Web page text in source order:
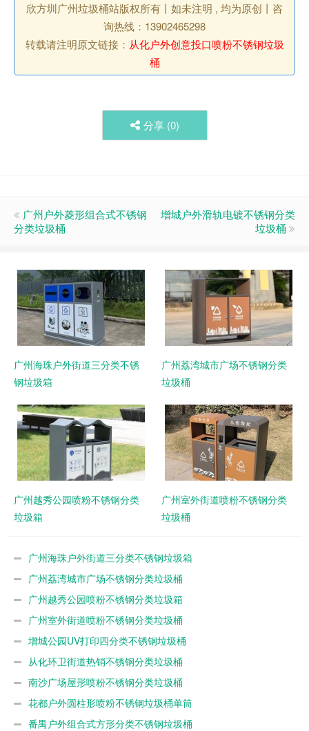
欣方圳广州垃圾桶站版权所有丨如未注明 , 均为原创丨咨
询热线：13902465298
转载请注明原文链接： 从化户外创意投口喷粉不锈钢垃圾
桶
分享 (0)
广州户外菱形组合式不锈钢
分类垃圾桶
增城户外滑轨电镀不锈钢分类
垃圾桶
广州海珠户外街道三分类不锈
钢垃圾箱
广州荔湾城市广场不锈钢分类
垃圾桶
广州越秀公园喷粉不锈钢分类
垃圾箱
广州室外街道喷粉不锈钢分类
垃圾桶
广州海珠户外街道三分类不锈钢垃圾箱
广州荔湾城市广场不锈钢分类垃圾桶
广州越秀公园喷粉不锈钢分类垃圾箱
广州室外街道喷粉不锈钢分类垃圾桶
增城公园UV打印四分类不锈钢垃圾桶
从化环卫街道热销不锈钢分类垃圾桶
南沙广场屋形喷粉不锈钢分类垃圾桶
花都户外圆柱形喷粉不锈钢垃圾桶单筒
番禺户外组合式方形分类不锈钢垃圾桶